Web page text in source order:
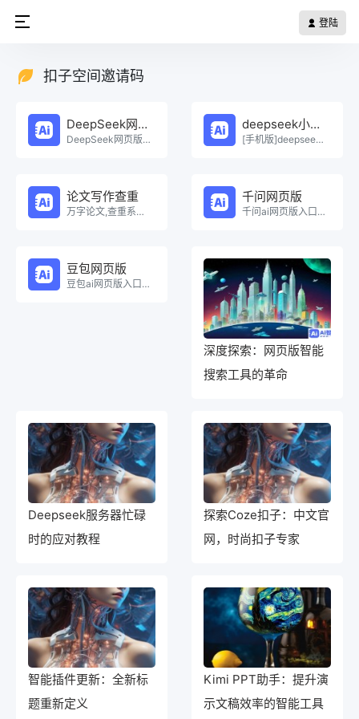
登陆
扣子空间邀请码
DeepSeek网页版
DeepSeek网页版在线免费体验。
deepseek小程序
[手机版]deepseek小程序在线使用。
论文写作查重
万字论文,查重系统，Ai一键生成原创论文，权威查重系统，论文生成，论文写作，论文查重，论文致谢，论文。
千问网页版
千问ai网页版入口在线使用。
豆包网页版
豆包ai网页版入口在线使用。
深度探索：网页版智能
搜索工具的革命
Deepseek服务器忙碌
时的应对教程
探索Coze扣子：中文官
网，时尚扣子专家
智能插件更新：全新标
题重新定义
Kimi PPT助手：提升演
示文稿效率的智能工具